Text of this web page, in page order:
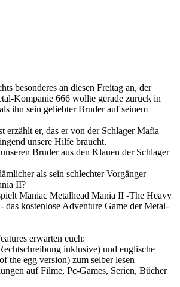
besonderes an diesen Freitag an, der
Kompanie 666 wollte gerade zurück in
ihn sein geliebter Bruder auf seinem
erzählt er, das er von der Schlager Mafia
unsere Hilfe braucht.
Bruder aus den Klauen der Schlager
als sein schlechter Vorgänger
II?
Maniac Metalhead Mania II -The Heavy
das kostenlose Adventure Game der Metal-
erwarten euch:
inklusive) und englische
the egg version) zum selber lesen
auf Filme, Pc-Games, Serien, Bücher